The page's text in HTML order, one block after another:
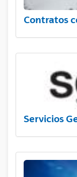
Contratos
Servicios